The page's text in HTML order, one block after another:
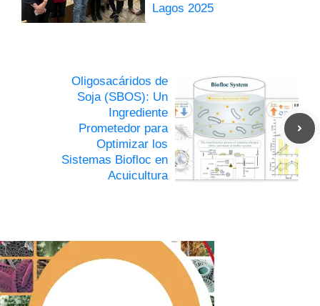
Lagos 2025
Oligosacáridos de
Soja (SBOS): Un
Ingrediente
Prometedor para
Optimizar los
Sistemas Biofloc en
Acuicultura